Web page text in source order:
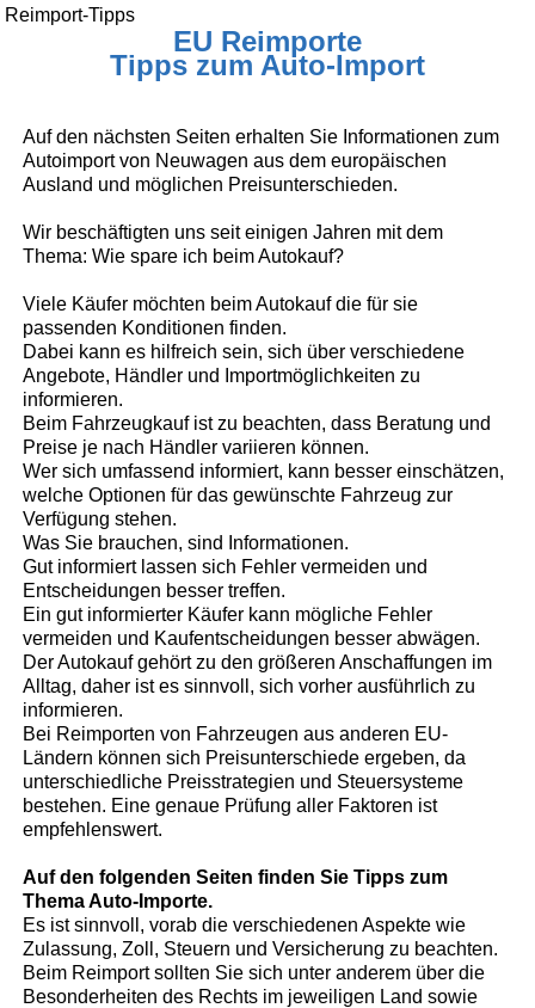
Reimport-Tipps
EU Reimporte
Tipps zum Auto-Import
Auf den nächsten Seiten erhalten Sie Informationen zum
Autoimport von Neuwagen aus dem europäischen
Ausland und möglichen Preisunterschieden.
Wir beschäftigten uns seit einigen Jahren mit dem
Thema: Wie spare ich beim Autokauf?
Viele Käufer möchten beim Autokauf die für sie
passenden Konditionen finden.
Dabei kann es hilfreich sein, sich über verschiedene
Angebote, Händler und Importmöglichkeiten zu
informieren.
Beim Fahrzeugkauf ist zu beachten, dass Beratung und
Preise je nach Händler variieren können.
Wer sich umfassend informiert, kann besser einschätzen,
welche Optionen für das gewünschte Fahrzeug zur
Verfügung stehen.
Was Sie brauchen, sind Informationen.
Gut informiert lassen sich Fehler vermeiden und
Entscheidungen besser treffen.
Ein gut informierter Käufer kann mögliche Fehler
vermeiden und Kaufentscheidungen besser abwägen.
Der Autokauf gehört zu den größeren Anschaffungen im
Alltag, daher ist es sinnvoll, sich vorher ausführlich zu
informieren.
Bei Reimporten von Fahrzeugen aus anderen EU-
Ländern können sich Preisunterschiede ergeben, da
unterschiedliche Preisstrategien und Steuersysteme
bestehen. Eine genaue Prüfung aller Faktoren ist
empfehlenswert.
Auf den folgenden Seiten finden Sie Tipps zum
Thema Auto-Importe.
Es ist sinnvoll, vorab die verschiedenen Aspekte wie
Zulassung, Zoll, Steuern und Versicherung zu beachten.
Beim Reimport sollten Sie sich unter anderem über die
Besonderheiten des Rechts im jeweiligen Land sowie